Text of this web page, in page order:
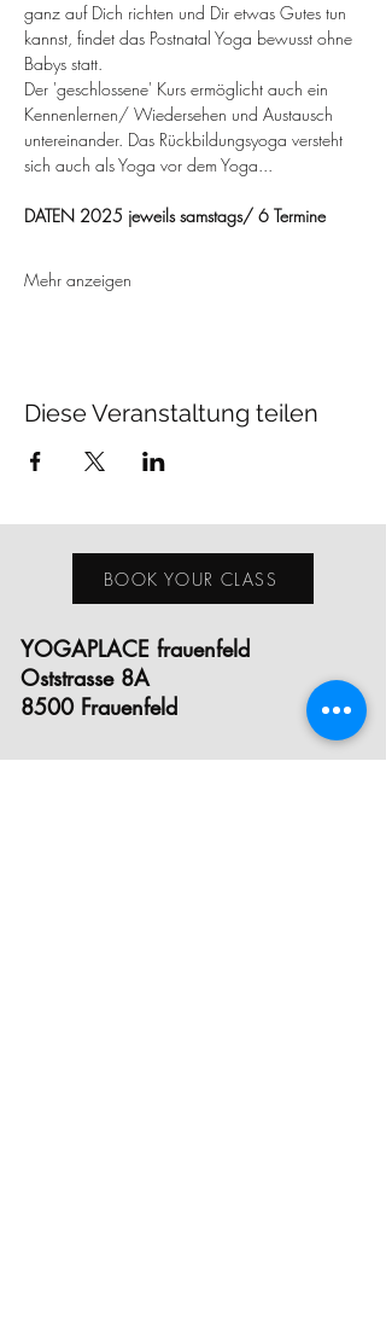
ganz auf Dich richten und Dir etwas Gutes tun
kannst, findet das Postnatal Yoga bewusst ohne
Babys statt.
Der 'geschlossene' Kurs ermöglicht auch ein
Kennenlernen/ Wiedersehen und Austausch
untereinander. Das Rückbildungsyoga versteht
sich auch als Yoga vor dem Yoga...
DATEN 2025 jeweils samstags/ 6 Termine
Mehr anzeigen
Diese Veranstaltung teilen
BOOK YOUR CLASS
YOGAPLACE frauenfeld
Oststrasse 8A
8500 Frauenfeld